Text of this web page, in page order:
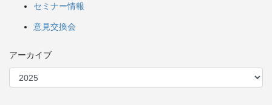
セミナー情報
意見交換会
アーカイブ